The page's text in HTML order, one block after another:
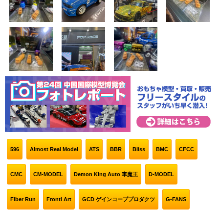
596 Almost Real Model ATS BBR Bliss BMC CFCC
CMC CM-MODEL Demon King Auto 車魔王 D-MODEL
Fiber Run Fronti Art GCD ゲインコーププロダクツ G-FANS